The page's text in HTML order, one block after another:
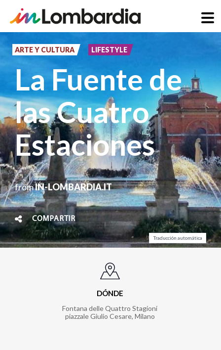
principal
ARTE Y CULTURA LIFESTYLE
La Fuente de
las Cuatro
Estaciones
fromIN-LOMBARDIA.IT
COMPARTIR
Traducción automática
DÓNDE
Fontana delle Quattro Stagioni
piazzale Giulio Cesare, Milano